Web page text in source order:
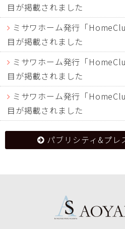
目が掲載されました
ミサワホーム発行「
目が掲載されました
ミサワホーム発行「
目が掲載されました
ミサワホーム発行「
目が掲載されました
パブリシティ&プレ